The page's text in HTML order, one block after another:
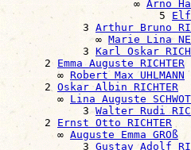
                    ∞
Arno
                        5
            3
Arthur Bruno
              ∞
Marie Lina
            3
Karl Oskar
      2
Emma Auguste RICHTER
        ∞
Robert Max UHLMANN
      2
Oskar Albin RICHTER
        ∞
Lina Auguste
            3
Walter Rudi
      2
Ernst Otto RICHTER
        ∞
Auguste Emma GROß
            3
Gustav Adolf